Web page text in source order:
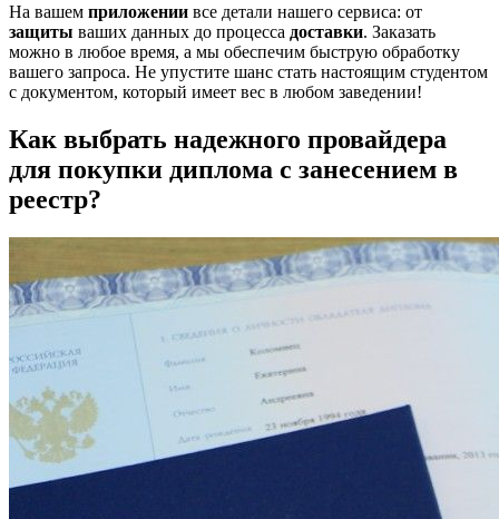
На вашем приложении все детали нашего сервиса: от
защиты ваших данных до процесса доставки. Заказать
можно в любое время, а мы обеспечим быструю обработку
вашего запроса. Не упустите шанс стать настоящим студентом
с документом, который имеет вес в любом заведении!
Как выбрать надежного провайдера
для покупки диплома с занесением в
реестр?